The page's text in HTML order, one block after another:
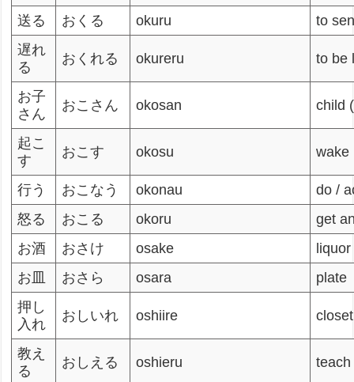
送る おくる okuru
to
遅れ
る
おくれる okureru to be
お子
さん
おこさん okosan child
起こ
す
おこす okosu wake
行う おこなう okonau
do /
怒る
おこる okoru
get
お酒
おさけ osake
liquor
お皿
おさら osara
plate
押し
入れ
おしいれ oshiire closet
教え
る
おしえる oshieru